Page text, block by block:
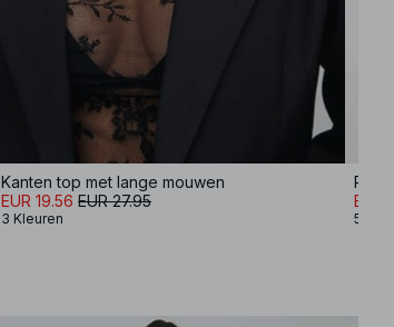
Kanten top met lange mouwen
EUR 19.56 EUR 27.95
3 Kleuren
EUR
5